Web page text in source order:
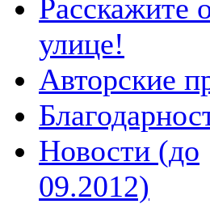
Расскажите
улице!
Авторские
Новости (до
09.2012)